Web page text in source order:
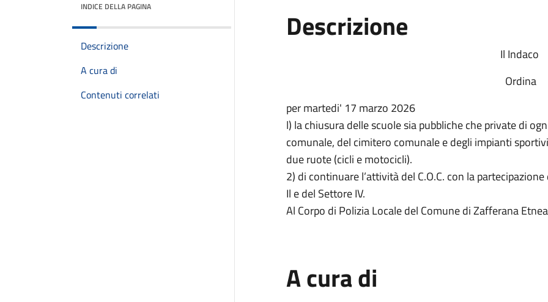
INDICE DELLA PAGINA
Descrizione
A cura di
Contenuti correlati
Descrizione
Il Indaco
Ordina
per martedi' 17 marzo 2026
l) la chiusura delle scuole sia pubbliche che private di
comunale, del cimitero comunale e degli impianti
due ruote (cicli e motocicli).
2) di continuare l’attività del C.O.C. con la
Il e del Settore IV.
Al Corpo di Polizia Locale del Comune di Zafferana
A cura di